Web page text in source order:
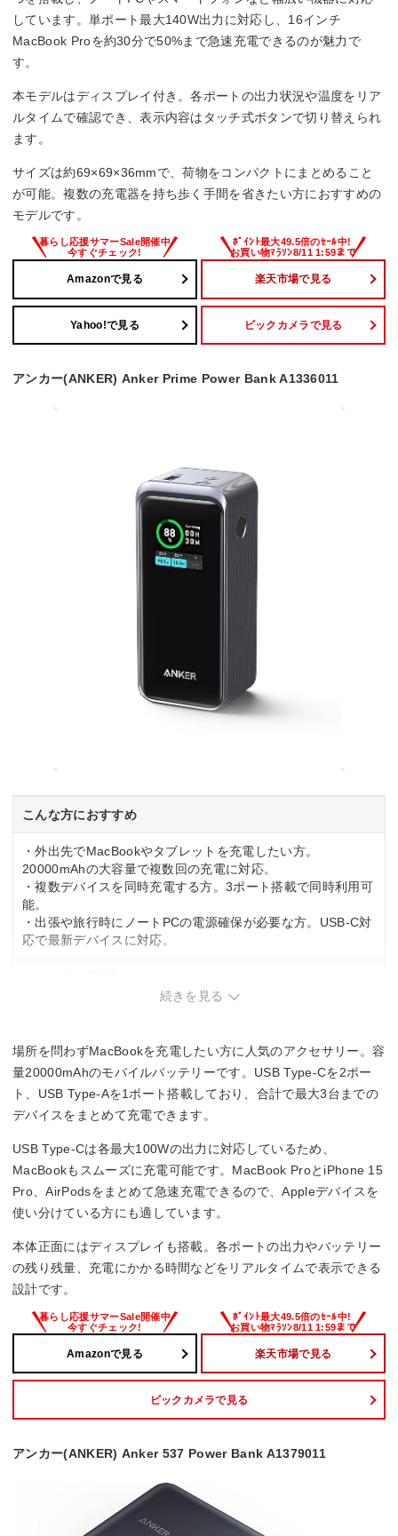
しています。単ポート最大140W出力に対応し、16インチ
MacBook Proを約30分で50%まで急速充電できるのが魅力で
す。
本モデルはディスプレイ付き。各ポートの出力状況や温度をリア
ルタイムで確認でき、表示内容はタッチ式ボタンで切り替えられ
ます。
サイズは約69×69×36mmで、荷物をコンパクトにまとめること
が可能。複数の充電器を持ち歩く手間を省きたい方におすすめの
モデルです。
Amazonで見る 楽天市場で見る
Yahoo!で見る ビックカメラで見る
アンカー(ANKER) Anker Prime Power Bank A1336011
こんな方におすすめ
・外出先でMacBookやタブレットを充電したい方。
20000mAhの大容量で複数回の充電に対応。
・複数デバイスを同時充電する方。3ポート搭載で同時利用可
能。
・出張や旅行時にノートPCの電源確保が必要な方。USB-C対
応で最新デバイスに対応。
・スマートフォンのみの充電で十分な方。容量が大きく、用
途に合わない可能性。
続きを見る
場所を問わずMacBookを充電したい方に人気のアクセサリー。容
量20000mAhのモバイルバッテリーです。USB Type-Cを2ポー
ト、USB Type-Aを1ポート搭載しており、合計で最大3台までの
デバイスをまとめて充電できます。
USB Type-Cは各最大100Wの出力に対応しているため、
MacBookもスムーズに充電可能です。MacBook ProとiPhone 15
Pro、AirPodsをまとめて急速充電できるので、Appleデバイスを
使い分けている方にも適しています。
本体正面にはディスプレイも搭載。各ポートの出力やバッテリー
の残り残量、充電にかかる時間などをリアルタイムで表示できる
設計です。
Amazonで見る 楽天市場で見る
ビックカメラで見る
アンカー(ANKER) Anker 537 Power Bank A1379011